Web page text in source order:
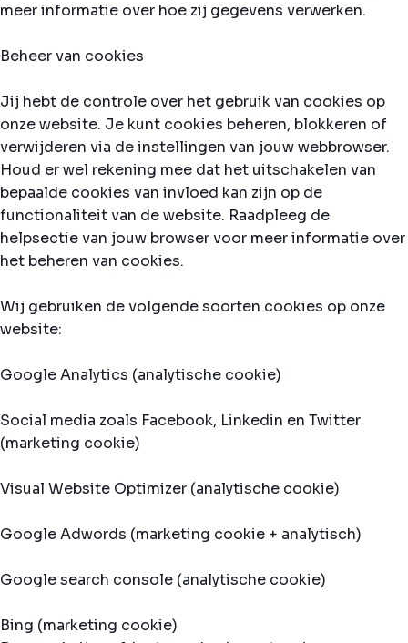
meer informatie over hoe zij gegevens verwerken.
Beheer van cookies
Jij hebt de controle over het gebruik van cookies op
onze website. Je kunt cookies beheren, blokkeren of
verwijderen via de instellingen van jouw webbrowser.
Houd er wel rekening mee dat het uitschakelen van
bepaalde cookies van invloed kan zijn op de
functionaliteit van de website. Raadpleeg de
helpsectie van jouw browser voor meer informatie over
het beheren van cookies.
Wij gebruiken de volgende soorten cookies op onze
website:
Google Analytics (analytische cookie)
Social media zoals Facebook, Linkedin en Twitter
(marketing cookie)
Visual Website Optimizer (analytische cookie)
Google Adwords (marketing cookie + analytisch)
Google search console (analytische cookie)
Bing (marketing cookie)